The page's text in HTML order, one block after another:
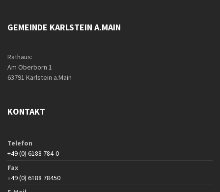
GEMEINDE KARLSTEIN A.MAIN
Rathaus:
Am Oberborn 1
63791 Karlstein a.Main
KONTAKT
Telefon
+49 (0) 6188 784-0
Fax
+49 (0) 6188 78450